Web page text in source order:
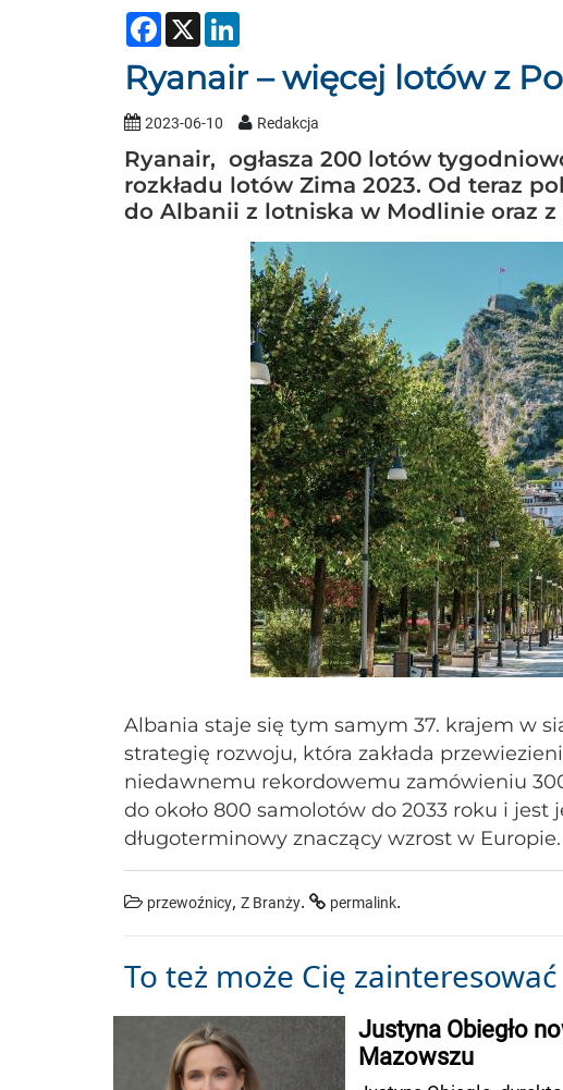
Facebook
X
Ryanair – więcej lotów z
2023-06-10 Redakcja
Ryanair, ogłasza 200 lotów
rozkładu lotów Zima 2023. Od teraz
do Albanii z lotniska w Modlinie oraz z
Albania staje się tym samym 37. krajem w
strategię rozwoju, która zakłada
niedawnemu rekordowemu zamówieniu
do około 800 samolotów do 2033 roku i
długoterminowy znaczący wzrost w Europie.
przewoźnicy, Z Branży. permalink.
To też może Cię zainteresować
Justyna Obiegło
Mazowszu